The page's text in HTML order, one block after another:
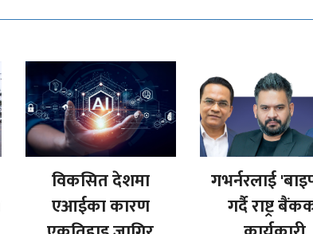
विकसित देशमा
एआईका कारण
गभर्नरलाई
गर्दै राष्ट्र